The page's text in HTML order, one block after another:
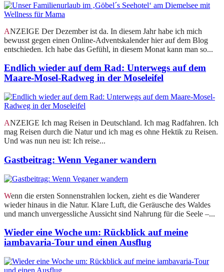
ANZEIGE Der Dezember ist da. In diesem Jahr habe ich mich
bewusst gegen einen Online-Adventskalender hier auf dem Blog
entschieden. Ich habe das Gefühl, in diesem Monat kann man so...
Endlich wieder auf dem Rad: Unterwegs auf dem
Maare-Mosel-Radweg in der Moseleifel
ANZEIGE Ich mag Reisen in Deutschland. Ich mag Radfahren. Ich
mag Reisen durch die Natur und ich mag es ohne Hektik zu Reisen.
Und was nun neu ist: Ich reise...
Gastbeitrag: Wenn Veganer wandern
Wenn die ersten Sonnenstrahlen locken, zieht es die Wanderer
wieder hinaus in die Natur. Klare Luft, die Geräusche des Waldes
und manch unvergessliche Aussicht sind Nahrung für die Seele –...
Wieder eine Woche um: Rückblick auf meine
iambavaria-Tour und einen Ausflug